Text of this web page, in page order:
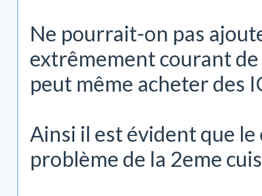
Ne pourrait-on pas
extrêmement courant
peut même acheter des
Ainsi il est évident que
problème de la 2eme